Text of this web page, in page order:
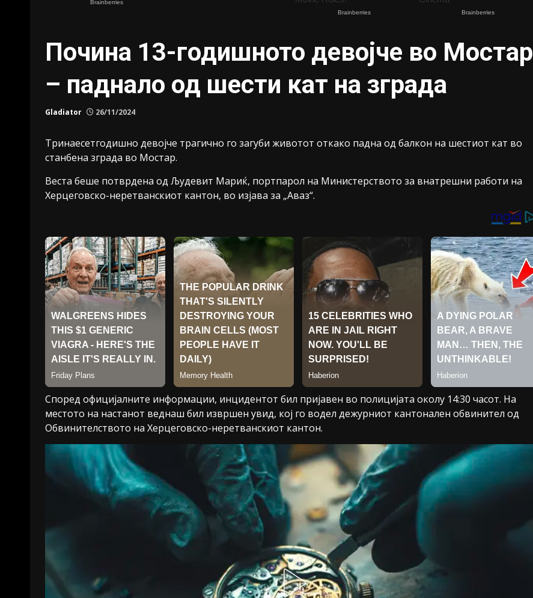
Почина 13-годишното девојче во Мостар
– паднало од шести кат на зграда
Gladiator 26/11/2024
Тринаесетгодишно девојче трагично го загуби животот откако падна од балкон на шестиот кат во
станбена зграда во Мостар.
Веста беше потврдена од Људевит Мариќ, портпарол на Министерството за внатрешни работи на
Херцеговско-неретванскиот кантон, во изјава за „Аваз“.
Според официјалните информации, инцидентот бил пријавен во полицијата околу 14:30 часот. На
местото на настанот веднаш бил извршен увид, кој го водел дежурниот кантонален обвинител од
Обвинителството на Херцеговско-неретванскиот кантон.